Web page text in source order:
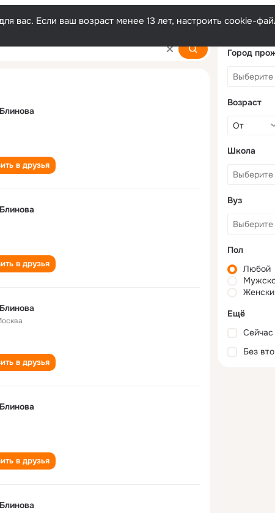
вас. Если ваш возраст менее 13 лет, настроить cookie-
в друзья
в друзья
в друзья
в друзья
Город
Возраст
Школа
Вуз
Пол
Любой
Ещё
Сейчас
Без